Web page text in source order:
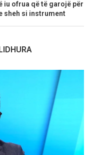
iu ofrua që të garojë për
sheh si instrument